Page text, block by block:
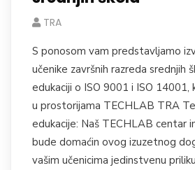
TRA
S ponosom vam predstavljamo
učenike završnih razreda srednjih
edukaciji o ISO 9001 i ISO 14001,
u prostorijama TECHLAB TRA
edukacije: Naš TECHLAB centar
bude domaćin ovog izuzetnog
vašim učenicima jedinstvenu